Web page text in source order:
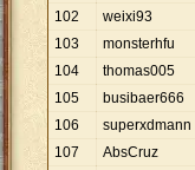
102
weixi93
103
monsterhfu
104
thomas005
105
busibaer666
106
superxdmann
107
AbsCruz